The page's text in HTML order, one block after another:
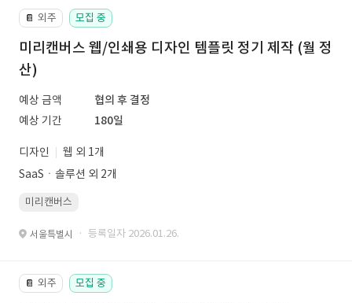
📔 외주 모집 중
미리캔버스 웹/인쇄용 디자인 템플릿 정기 제작 (월 정
산)
예상 금액
협의 후 결정
예상 기간
180일
디자인
웹 외 1개
SaaSㆍ솔루션 외 2개
미리캔버스
서울특별시 · 등록일자 2026.01.26.
📔 외주 모집 중